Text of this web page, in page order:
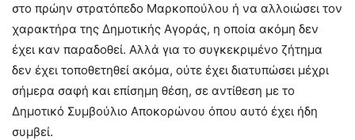
στο πρώην στρατόπεδο Μαρκοπούλου ή να αλλοιώσει τον
χαρακτήρα της Δημοτικής Αγοράς, η οποία ακόμη δεν
έχει καν παραδοθεί. Αλλά για το συγκεκριμένο ζήτημα
δεν έχει τοποθετηθεί ακόμα, ούτε έχει διατυπώσει μέχρι
σήμερα σαφή και επίσημη θέση, σε αντίθεση με το
Δημοτικό Συμβούλιο Αποκορώνου όπου αυτό έχει ήδη
συμβεί.